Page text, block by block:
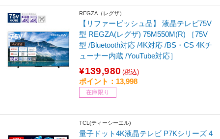
REGZA（レグザ）
【リファービッシュ品】 液晶テレビ75V
型 REGZA(レグザ) 75M550M(R) ［75V
型 /Bluetooth対応 /4K対応 /BS・CS 4Kチ
ューナー内蔵 /YouTube対応］
¥139,980 (税込)
ポイント：13,998
在庫限り
TCL(ティーシーエル)
量子ドット4K液晶テレビ P7Kシリーズ 4